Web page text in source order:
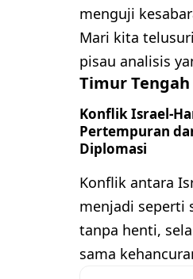
menguji
Mari kita
pisau analisis
Timur Tengah
Konflik Israel-
Pertempuran
Diplomasi
Konflik antara
menjadi seperti
tanpa henti,
sama